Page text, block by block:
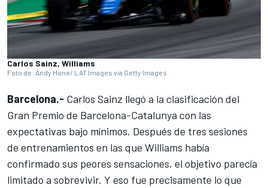
Carlos Sainz, Williams
Foto de: Andy Hone/ LAT Images via Getty Images
Barcelona.- Carlos Sainz llegó a la clasificación del
Gran Premio de Barcelona-Catalunya con las
expectativas bajo mínimos. Después de tres sesiones
de entrenamientos en las que Williams había
confirmado sus peores sensaciones, el objetivo parecía
limitado a sobrevivir. Y eso fue precisamente lo que